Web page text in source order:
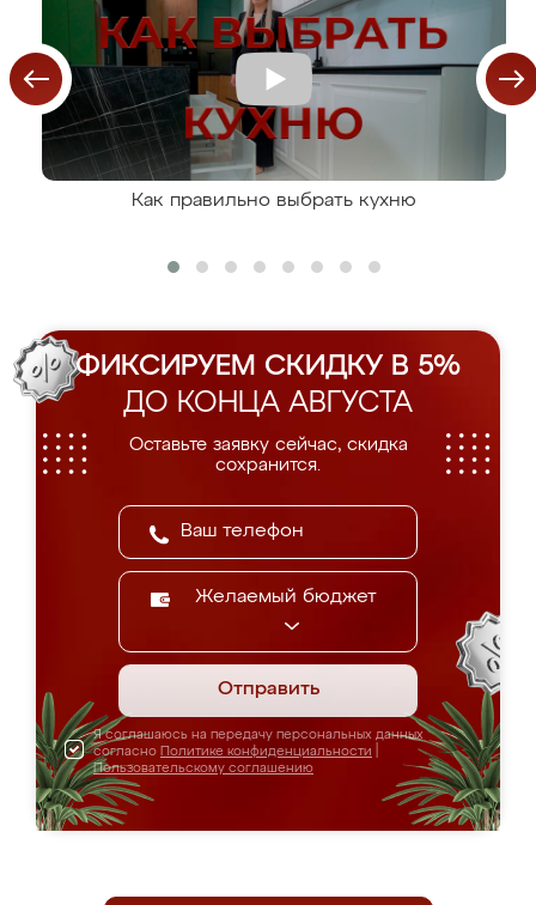
Как правильно выбрать кухню
ФИКСИРУЕМ СКИДКУ В 5%
ДО КОНЦА АВГУСТА
Оставьте заявку сейчас, скидка
сохранится.
Желаемый бюджет
Отправить
Я соглашаюсь на передачу персональных данных
согласно Политике конфиденциальности
Пользовательскому соглашению